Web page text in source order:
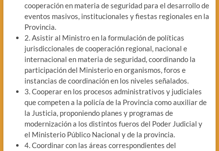
cooperación en materia de seguridad para el desarrollo de
eventos masivos, institucionales y fiestas regionales en la
Provincia.
2. Asistir al Ministro en la formulación de políticas
jurisdiccionales de cooperación regional, nacional e
internacional en materia de seguridad, coordinando la
participación del Ministerio en organismos, foros e
instancias de coordinación en los niveles señalados.
3. Cooperar en los procesos administrativos y judiciales
que competen a la policía de la Provincia como auxiliar de
la Justicia, proponiendo planes y programas de
modernización a los distintos fueros del Poder Judicial y
el Ministerio Público Nacional y de la provincia.
4. Coordinar con las áreas correspondientes del